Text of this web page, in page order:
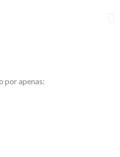
por apenas: